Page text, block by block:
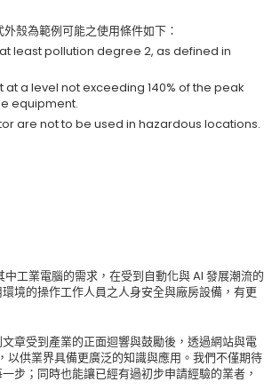
殼為範例可能之使用條件如下：
least pollution degree 2, as defined in
a level not exceeding 140% of the peak
equipment.
are not to be used in hazardous locations.
工業電腦的需求，在受到自動化與 AI 發展潮流的
境的操作工作人員之人身安全與廠房設備，有更
章受到產業的正面迴響與鼓勵後，透過網站與電
供業界具備更廣泛的知識與應用。我們不僅期待
步；同時也能讓已經有過初步申請經驗的業者，